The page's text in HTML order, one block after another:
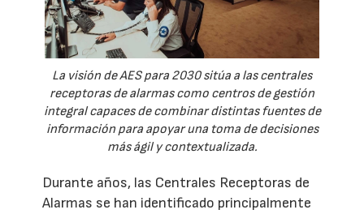
La visión de AES para 2030 sitúa a las centrales
receptoras de alarmas como centros de gestión
integral capaces de combinar distintas fuentes de
información para apoyar una toma de decisiones
más ágil y contextualizada.
Durante años, las Centrales Receptoras de
Alarmas se han identificado principalmente